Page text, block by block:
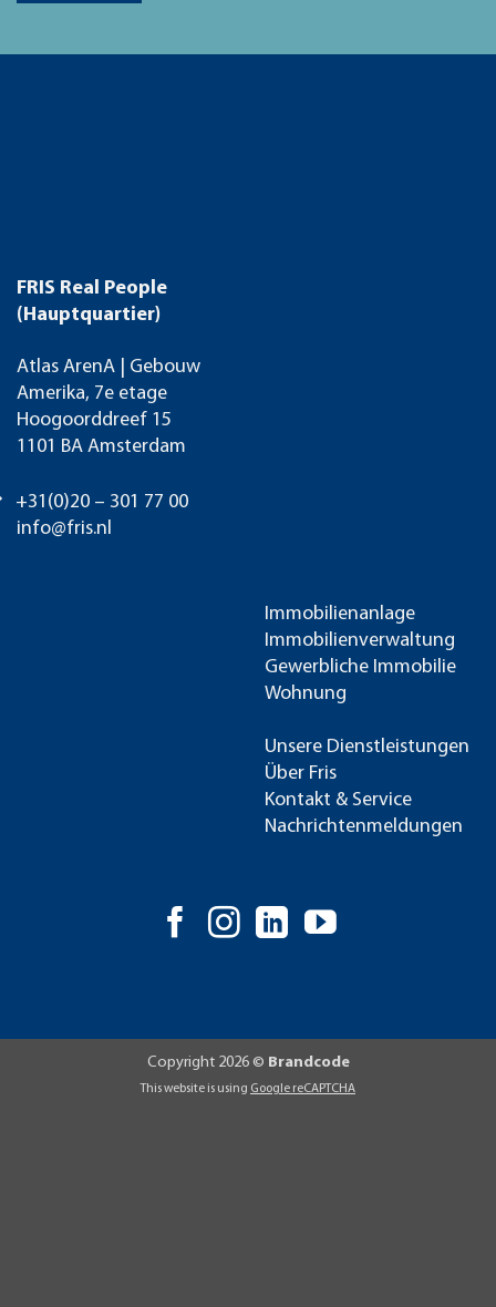
FRIS Real People
(Hauptquartier)
Atlas ArenA | Gebouw
Amerika, 7e etage
Hoogoorddreef 15
1101 BA Amsterdam
+31(0)20 – 301 77 00
info@fris.nl
Immobilienanlage
Immobilienverwaltung
Gewerbliche Immobilie
Wohnung
Unsere Dienstleistungen
Über Fris
Kontakt & Service
Nachrichtenmeldungen
Copyright 2026 © Brandcode
This website is using Google reCAPTCHA